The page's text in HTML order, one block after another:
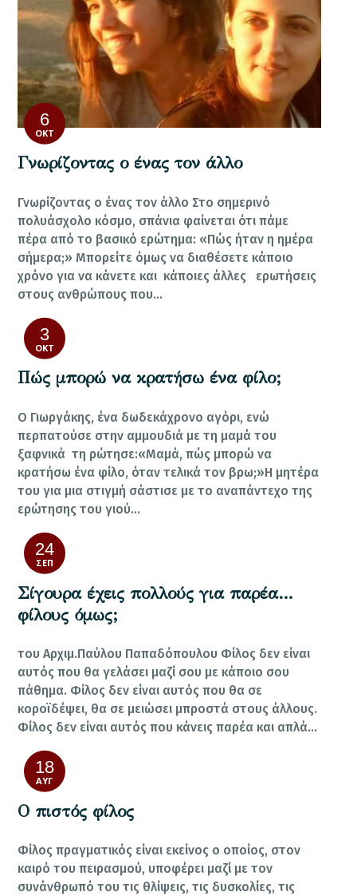
6
ΟΚΤ
Γνωρίζοντας ο ένας τον άλλο
Γνωρίζοντας ο ένας τον άλλο Στο σημερινό
πολυάσχολο κόσμο, σπάνια φαίνεται ότι πάμε
πέρα από το βασικό ερώτημα: «Πώς ήταν η ημέρα
σήμερα;» Μπορείτε όμως να διαθέσετε κάποιο
χρόνο για να κάνετε και κάποιες άλλες ερωτήσεις
στους ανθρώπους που…
3
ΟΚΤ
Πώς μπορώ να κρατήσω ένα φίλο;
Ο Γιωργάκης, ένα δωδεκάχρονο αγόρι, ενώ
περπατούσε στην αμμουδιά με τη μαμά του
ξαφνικά τη ρώτησε:«Μαμά, πώς μπορώ να
κρατήσω ένα φίλο, όταν τελικά τον βρω;»Η μητέρα
του για μια στιγμή σάστισε με το αναπάντεχο της
ερώτησης του γιού…
24
ΣΕΠ
Σίγουρα έχεις πολλούς για παρέα…
φίλους όμως;
του Αρχιμ.Παύλου Παπαδόπουλου Φίλος δεν είναι
αυτός που θα γελάσει μαζί σου με κάποιο σου
πάθημα. Φίλος δεν είναι αυτός που θα σε
κοροϊδέψει, θα σε μειώσει μπροστά στους άλλους.
Φίλος δεν είναι αυτός που κάνεις παρέα και απλά…
18
ΑΥΓ
Ο πιστός φίλος
Φίλος πραγματικός είναι εκείνος ο οποίος, στον
καιρό του πειρασμού, υποφέρει μαζί με τον
συνάνθρωπό του τις θλίψεις, τις δυσκολίες, τις